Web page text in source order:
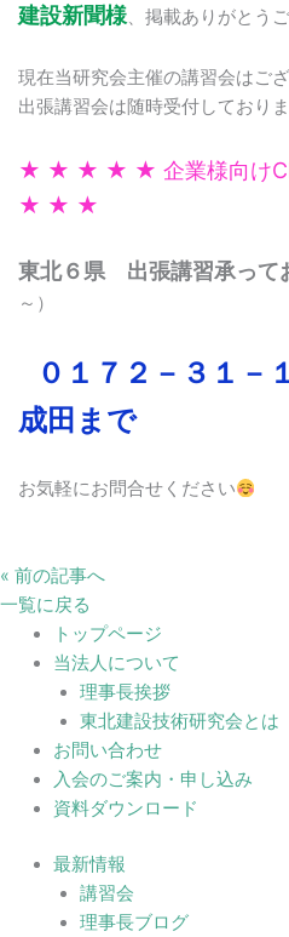
建設新聞様、掲載ありがとう
現在当研究会主催の講習会はご
出張講習会は随時受付しておりま
★ ★ ★ ★ ★ 企業様向け
★ ★ ★
東北６県 出張講習承って
～）
０１７２－３１－
成田まで
お気軽にお問合せください
« 前の記事へ
一覧に戻る
トップページ
当法人について
理事長挨拶
東北建設技術研究会とは
お問い合わせ
入会のご案内・申し込み
資料ダウンロード
最新情報
講習会
理事長ブログ